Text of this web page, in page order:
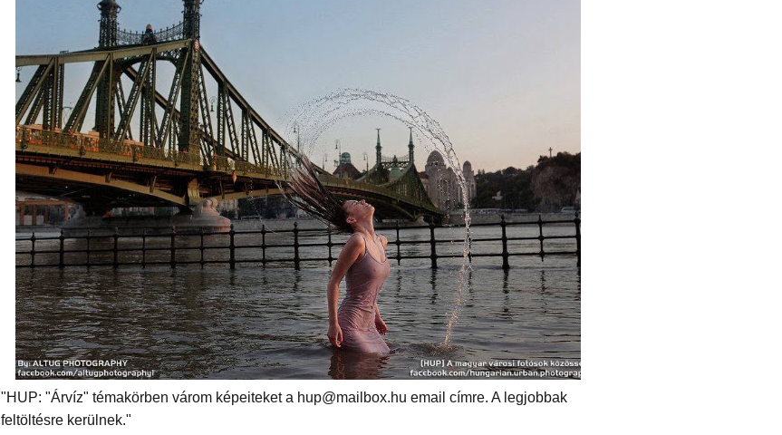
"HUP: "Árvíz" témakörben várom képeiteket a hup@mailbox.hu email címre. A legjobbak
feltöltésre kerülnek."